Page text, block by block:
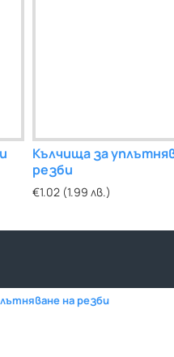
3/4" Уплътнител
€0.06 (0.12 лв.)
Кълчища за
резби
€1.02 (1.99 лв.)
на резби